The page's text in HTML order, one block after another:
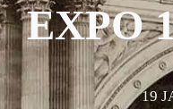
EXPO
19